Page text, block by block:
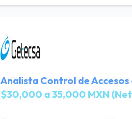
Analista Control de Accesos
$30,000 a 35,000 MXN